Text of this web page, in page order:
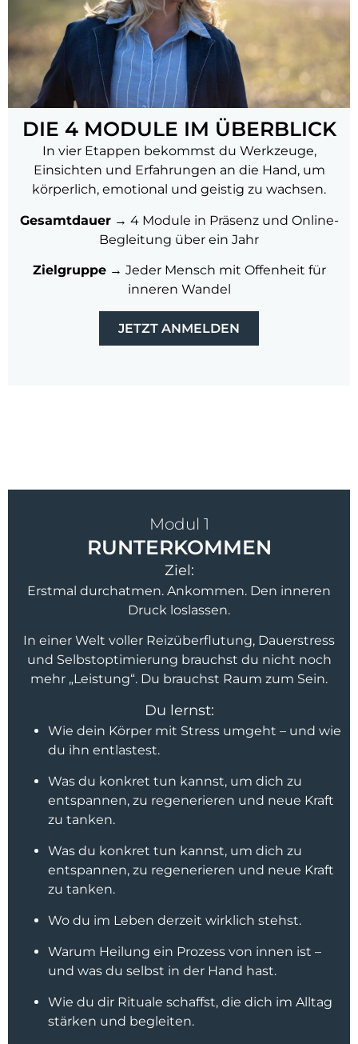
DIE 4 MODULE IM ÜBERBLICK​
In vier Etappen bekommst du Werkzeuge,
Einsichten und Erfahrungen an die Hand, um
körperlich, emotional und geistig zu wachsen.
Gesamtdauer→ 4 Module in Präsenz und Online-
Begleitung über ein Jahr
Zielgruppe→ Jeder Mensch mit Offenheit für
inneren Wandel
JETZT ANMELDEN
Modul 1
RUNTERKOMMEN
Ziel:
Erstmal durchatmen. Ankommen. Den inneren
Druck loslassen.
In einer Welt voller Reizüberflutung, Dauerstress
und Selbstoptimierung brauchst du nicht noch
mehr „Leistung“. Du brauchst Raum zum Sein.
Du lernst:
Wie dein Körper mit Stress umgeht – und wie
du ihn entlastest.
Was du konkret tun kannst, um dich zu
entspannen, zu regenerieren und neue Kraft
zu tanken.
Was du konkret tun kannst, um dich zu
entspannen, zu regenerieren und neue Kraft
zu tanken.
Wo du im Leben derzeit wirklich stehst.
Warum Heilung ein Prozess von innen ist –
und was du selbst in der Hand hast.
Wie du dir Rituale schaffst, die dich im Alltag
stärken und begleiten.